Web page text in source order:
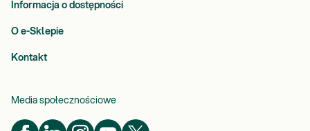
Informacja o dostępności
O e-Sklepie
Kontakt
Media społecznościowe